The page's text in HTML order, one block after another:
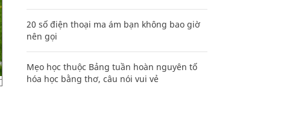
20 số điện thoại ma ám bạn không bao giờ
nên gọi
Mẹo học thuộc Bảng tuần hoàn nguyên tố
hóa học bằng thơ, câu nói vui vẻ